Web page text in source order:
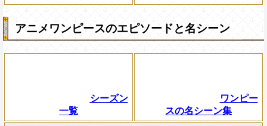
アニメワンピースのエピソードと名シーン
シーズン
一覧
ワンピー
スの名シーン集